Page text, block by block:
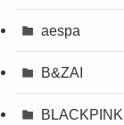
aespa
B&ZAI
BLACKPINK